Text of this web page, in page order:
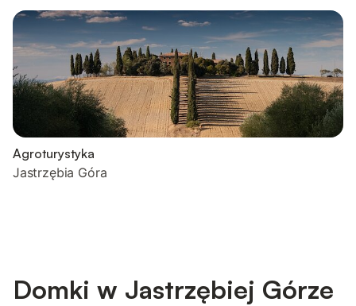
Agroturystyka
Jastrzębia Góra
Domki w Jastrzębiej Górze